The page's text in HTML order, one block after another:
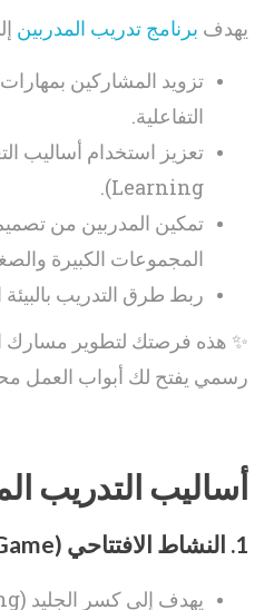
يهدف برنامج تدريب المدربين
تزويد المشاركين
التفاعلية.
Learning).
تمكين المدربين من
المجموعات الكبيرة
ربط طرق التدريب بالبيئة
✨ هذه فرصتك لتطوير مسارك
رسمي يفتح لك أبواب العمل
أساليب التدريب
1. النشاط الافتتاحي (Iceberg Game)